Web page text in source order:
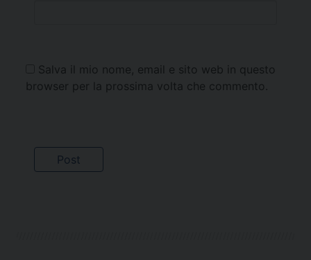
Salva il mio nome, email e sito web in questo
browser per la prossima volta che commento.